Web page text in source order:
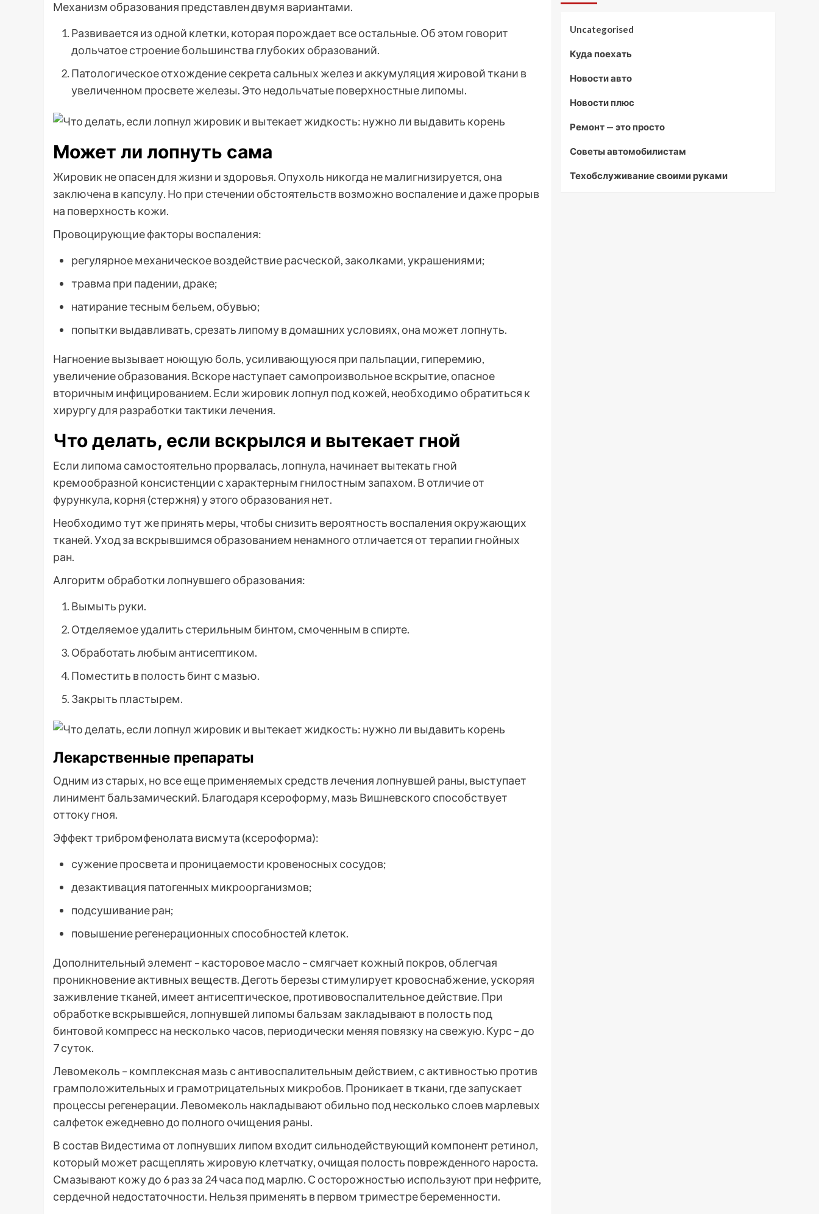
Механизм образования представлен двумя вариантами.
Развивается из одной клетки, которая порождает все остальные. Об этом говорит
дольчатое строение большинства глубоких образований.
Патологическое отхождение секрета сальных желез и аккумуляция жировой ткани в
увеличенном просвете железы. Это недольчатые поверхностные липомы.
Может ли лопнуть сама
Жировик не опасен для жизни и здоровья. Опухоль никогда не малигнизируется, она
заключена в капсулу. Но при стечении обстоятельств возможно воспаление и даже прорыв
на поверхность кожи.
Провоцирующие факторы воспаления:
регулярное механическое воздействие расческой, заколками, украшениями;
травма при падении, драке;
натирание тесным бельем, обувью;
попытки выдавливать, срезать липому в домашних условиях, она может лопнуть.
Нагноение вызывает ноющую боль, усиливающуюся при пальпации, гиперемию,
увеличение образования. Вскоре наступает самопроизвольное вскрытие, опасное
вторичным инфицированием. Если жировик лопнул под кожей, необходимо обратиться к
хирургу для разработки тактики лечения.
Что делать, если вскрылся и вытекает гной
Если липома самостоятельно прорвалась, лопнула, начинает вытекать гной
кремообразной консистенции с характерным гнилостным запахом. В отличие от
фурункула, корня (стержня) у этого образования нет.
Необходимо тут же принять меры, чтобы снизить вероятность воспаления окружающих
тканей. Уход за вскрывшимся образованием ненамного отличается от терапии гнойных
ран.
Алгоритм обработки лопнувшего образования:
Вымыть руки.
Отделяемое удалить стерильным бинтом, смоченным в спирте.
Обработать любым антисептиком.
Поместить в полость бинт с мазью.
Закрыть пластырем.
Лекарственные препараты
Одним из старых, но все еще применяемых средств лечения лопнувшей раны, выступает
линимент бальзамический. Благодаря ксероформу, мазь Вишневского способствует
оттоку гноя.
Эффект трибромфенолата висмута (ксероформа):
сужение просвета и проницаемости кровеносных сосудов;
дезактивация патогенных микроорганизмов;
подсушивание ран;
повышение регенерационных способностей клеток.
Дополнительный элемент – касторовое масло – смягчает кожный покров, облегчая
проникновение активных веществ. Деготь березы стимулирует кровоснабжение, ускоряя
заживление тканей, имеет антисептическое, противовоспалительное действие. При
обработке вскрывшейся, лопнувшей липомы бальзам закладывают в полость под
бинтовой компресс на несколько часов, периодически меняя повязку на свежую. Курс – до
7 суток.
Левомеколь – комплексная мазь с антивоспалительным действием, с активностью против
грамположительных и грамотрицательных микробов. Проникает в ткани, где запускает
процессы регенерации. Левомеколь накладывают обильно под несколько слоев марлевых
салфеток ежедневно до полного очищения раны.
В состав Видестима от лопнувших липом входит сильнодействующий компонент ретинол,
который может расщеплять жировую клетчатку, очищая полость поврежденного нароста.
Смазывают кожу до 6 раз за 24 часа под марлю. С осторожностью используют при нефрите,
сердечной недостаточности. Нельзя применять в первом триместре беременности.
Uncategorised
Куда поехать
Новости авто
Новости плюс
Ремонт — это просто
Советы автомобилистам
Техобслуживание своими руками